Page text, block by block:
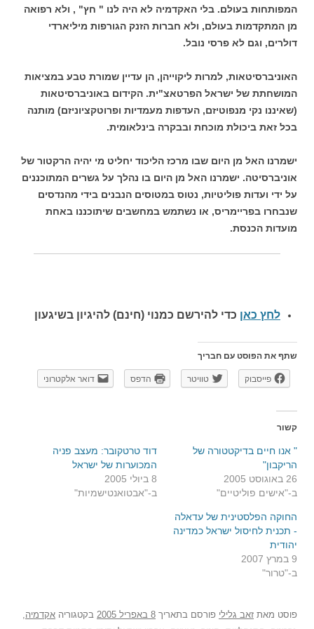
המפותחות בעולם. בלי האקדמיה לא היה לנו " חץ" , ולא רפואה
מן המתקדמות בעולם, ולא חברות הזנק הגורפות מיליארדי
דולרים, וגם לא פרסי נובל.
האוניברסיטאות, למרות ליקוייהן, הן עדיין שמורת טבע במציאות
המושחתת של ישראל הפרטאצ"ית. הקידום באוניברסיטאות
(שאיננו נקי מנפוטיזם, העדפות מעמדיות ופרוטקציוניזם) מותנה
בכל זאת ביכולת מוכחת ובבקרה בינלאומית.
ישמרנו האל מן היום שבו מרכז הליכוד יחליט מי יהיה הרקטור של
אוניברסיטה. ישמרנו האל מן היום בו נהלך על גשרים המתוכננים
על ידי ועדות פוליטיות, נטוס במטוסים הנבנים בידי מהנדסים
שנבחרו בפריימריס, או נשתמש במחשבים שיתוכננו באחת
מועדות הכנסת.
לחץ כאן כדי להירשם כמנוי (חינם) להיגיון בשיגעון
שתף את הפוסט עם חבריך
פייסבוק טוויטר הדפס דואר אלקטרוני
קשור
" אנו חיים בדיקטטורה של
הריקבון"
26 באוגוסט 2005
ב-"אישים פוליטיים"
דוד טרטקובר: מעצב פניה
המכוערות של ישראל
8 ביולי 2005
ב-"אבטואנטישמיות"
החוקה הפלסטינית של עדאלה
- תכנית לחיסול ישראל כמדינה
יהודית
9 במרץ 2007
ב-"טרור"
פוסט מאת זאב גלילי פורסם בתאריך 8 באפריל 2005 בקטגוריה אקדמיה